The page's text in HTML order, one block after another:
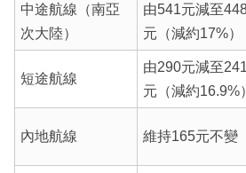
中途航線（南亞
次大陸）
由541元減至
元（減約17%）
短途航線
由290元減至241
元（減約16.9%）
內地航線 維持165元不變